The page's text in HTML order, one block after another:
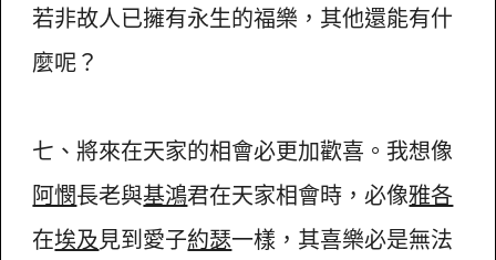
若非故人已擁有永生的福樂，其他還能有什
麼呢？
七、將來在天家的相會必更加歡喜。我想像
阿憫長老與基鴻君在天家相會時，必像雅各
在埃及見到愛子約瑟一樣，其喜樂必是無法